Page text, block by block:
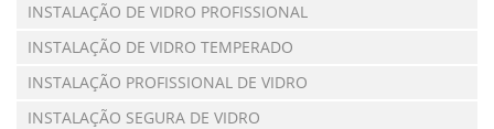
INSTALAÇÃO DE VIDRO PROFISSIONAL
INSTALAÇÃO DE VIDRO TEMPERADO
INSTALAÇÃO PROFISSIONAL DE VIDRO
INSTALAÇÃO SEGURA DE VIDRO